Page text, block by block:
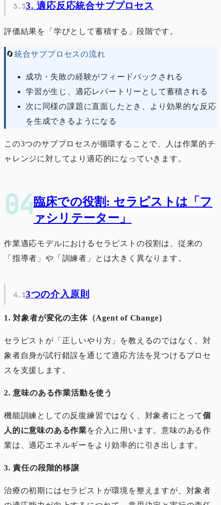
3. 適応反応統合サブプロセス
評価結果を「学びとして蓄積する」段階です。
🔄統合サブプロセスの流れ
成功・失敗の経験がフィードバックされる
学習が生じ、適応レパートリーとして蓄積される
次に同様の課題に直面したとき、より効果的な反応
を生成できるようになる
この3つのサブプロセスが循環することで、人は作業的チ
ャレンジに対してより適応的になっていきます。
臨床での役割: セラピストは「フ
ァシリテーター」
作業適応モデルにおけるセラピストの役割は、従来の
「指導者」や「訓練者」とは大きく異なります。
3つの介入原則
1. 対象者が変化の主体（Agent of Change）
セラピストが「正しいやり方」を教えるのではなく、対
象者自身が試行錯誤を通じて適応方法を見つけるプロセ
スを支援します。
2. 意味のある作業活動を使う
機能訓練としての反復練習ではなく、対象者にとって個
人的に意味のある作業を介入に用います。意味のある作
業は、適応エネルギーをより効率的に引き出します。
3. 責任の段階的移譲
治療の初期にはセラピストが環境を整えますが、対象者